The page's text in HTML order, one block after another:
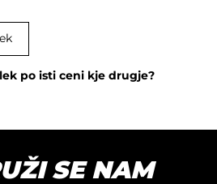
po isti ceni kje drugje?
SE NAM